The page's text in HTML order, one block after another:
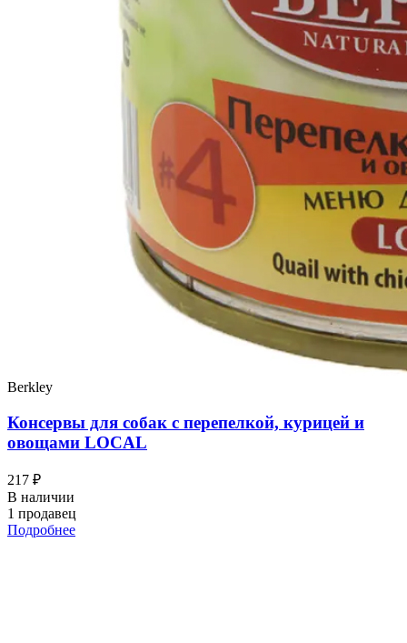
Berkley
Консервы для собак с перепелкой, курицей и
овощами LOCAL
217 ₽
В наличии
1 продавец
Подробнее